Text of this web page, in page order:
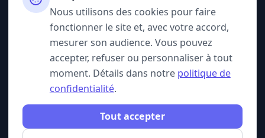
Espace admin
Politique de
confidentialité
CGU
SUIVEZ-NOUS
Nous utilisons des cookies pour faire
fonctionner le site et, avec votre accord,
mesurer son audience. Vous pouvez
accepter, refuser ou personnaliser à tout
moment. Détails dans notre politique de
confidentialité.
Tout accepter